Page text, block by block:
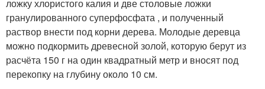
ложку хлористого калия и две столовые ложки
гранулированного суперфосфата , и полученный
раствор внести под корни дерева. Молодые деревца
можно подкормить древесной золой, которую берут из
расчёта 150 г на один квадратный метр и вносят под
перекопку на глубину около 10 см.